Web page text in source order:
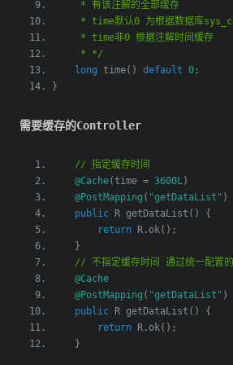
     * 有该注解的全部缓存
* time默认0 为根据数据库
     * time非0 根据注解时间缓存
     * */
long time() default 0 ;
}
需要缓存的Controller
// 指定缓存时间
@Cache(time = 3600L)
@PostMapping ( "getDataList" )
public R getDataList ()
{
return R . ok();
}
// 不指定缓存时间 通过统一配置
@Cache
@PostMapping ( "getDataList" )
public R getDataList ()
{
return R . ok();
}